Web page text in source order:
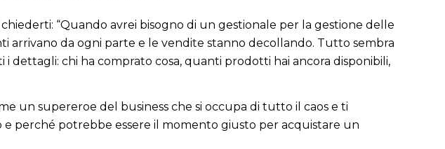
“Quando avrei bisogno di un gestionale per la gestione delle
arrivano da ogni parte e le vendite stanno decollando. Tutto sembra
dettagli: chi ha comprato cosa, quanti prodotti hai ancora disponibili,
un supereroe del business che si occupa di tutto il caos e ti
perché potrebbe essere il momento giusto per acquistare un